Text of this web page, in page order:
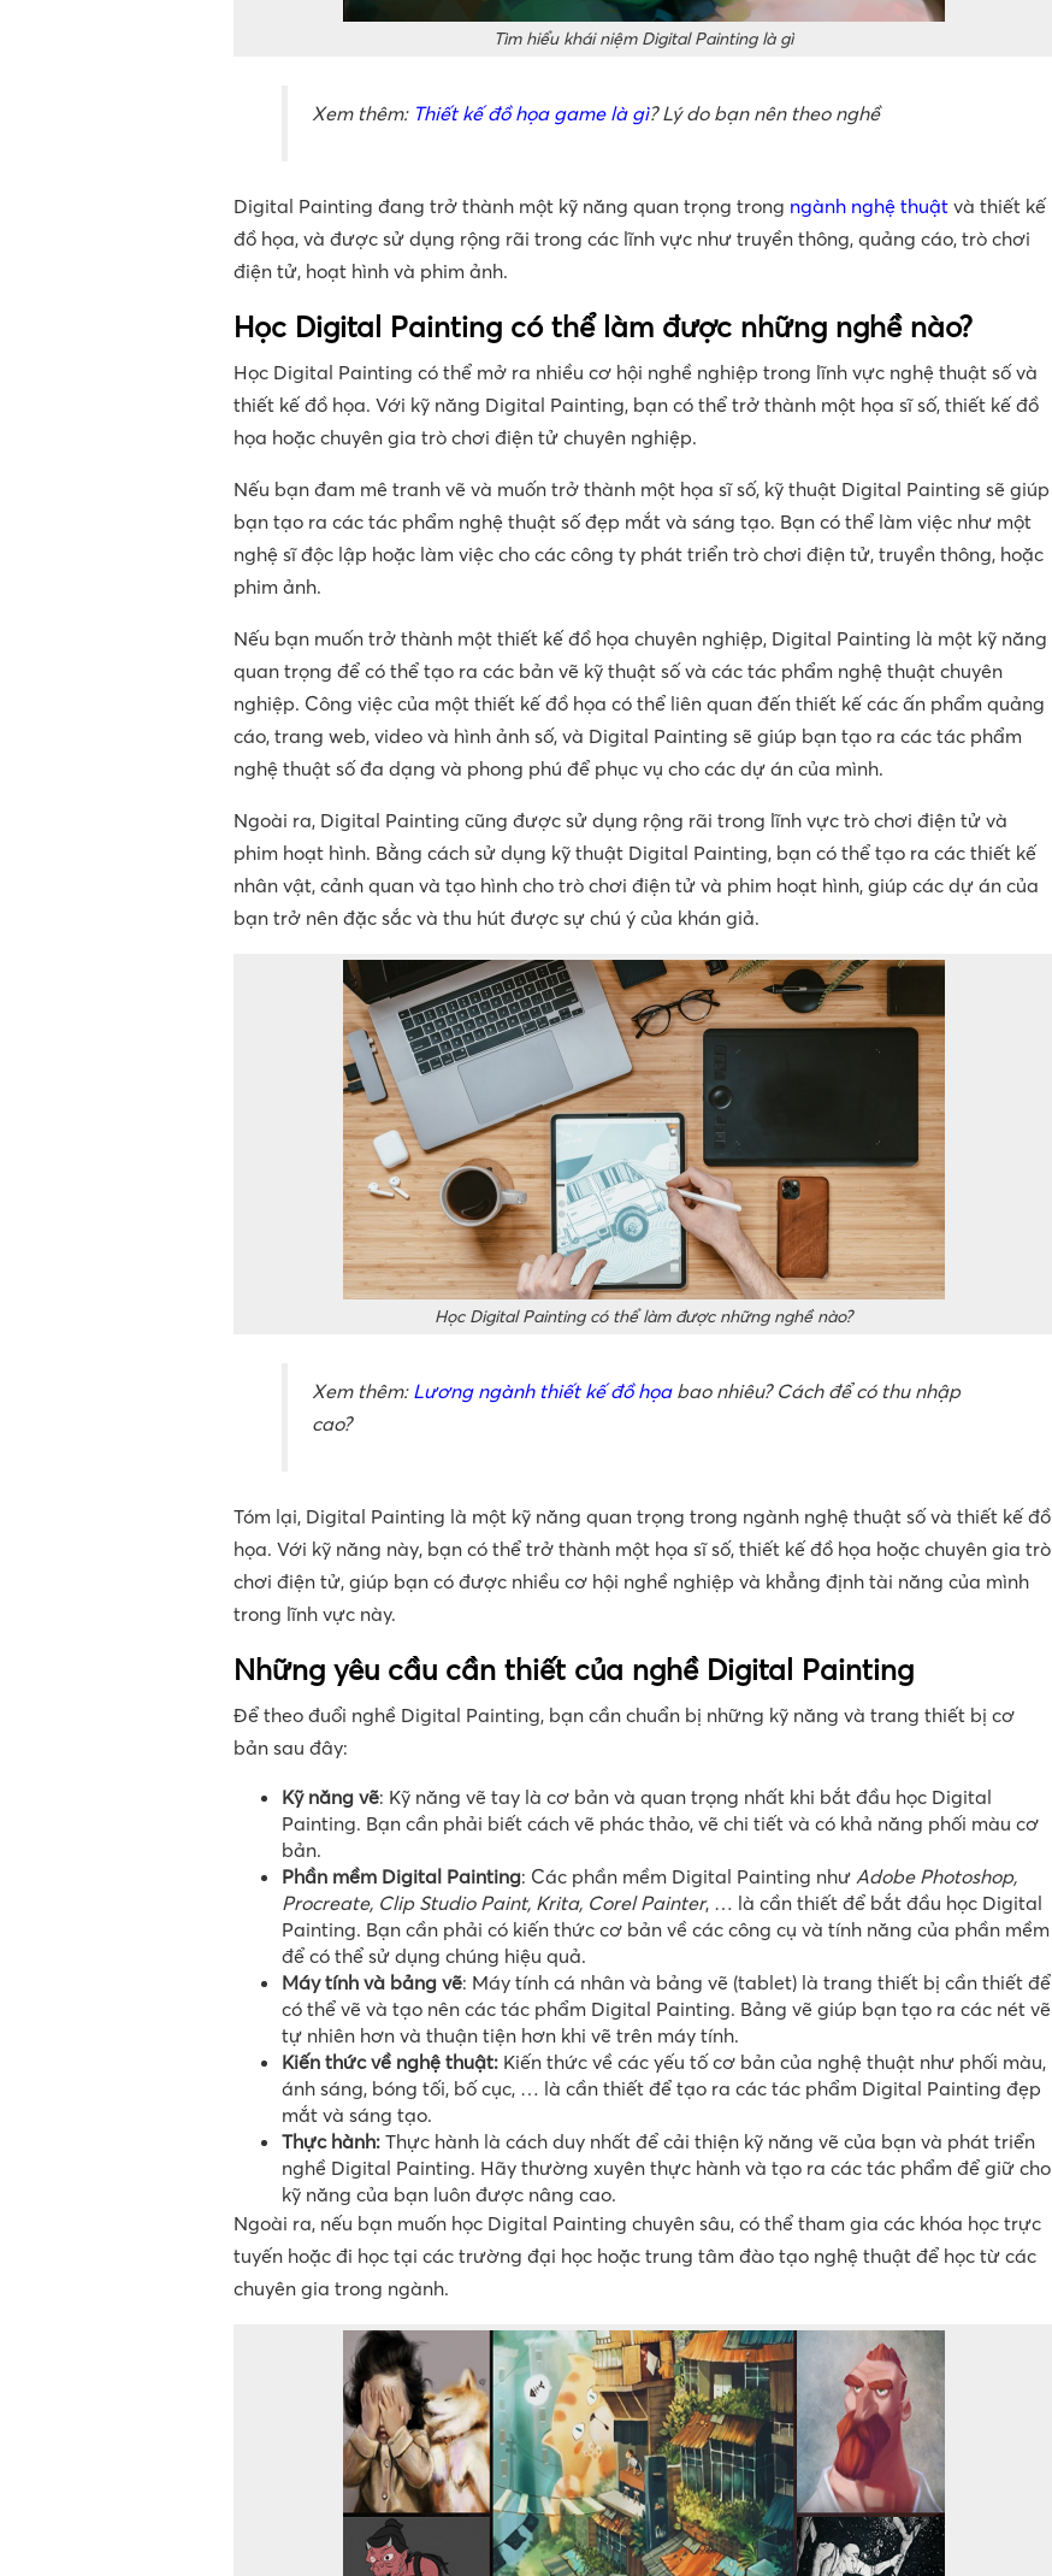
Tìm hiểu khái niệm Digital Painting là gì
Xem thêm: Thiết kế đồ họa game là gì? Lý do bạn nên theo nghề
Digital Painting đang trở thành một kỹ năng quan trọng trong ngành nghệ thuật và thiết kế
đồ họa, và được sử dụng rộng rãi trong các lĩnh vực như truyền thông, quảng cáo, trò chơi
điện tử, hoạt hình và phim ảnh.
Học Digital Painting có thể làm được những nghề nào?
Học Digital Painting có thể mở ra nhiều cơ hội nghề nghiệp trong lĩnh vực nghệ thuật số và
thiết kế đồ họa. Với kỹ năng Digital Painting, bạn có thể trở thành một họa sĩ số, thiết kế đồ
họa hoặc chuyên gia trò chơi điện tử chuyên nghiệp.
Nếu bạn đam mê tranh vẽ và muốn trở thành một họa sĩ số, kỹ thuật Digital Painting sẽ giúp
bạn tạo ra các tác phẩm nghệ thuật số đẹp mắt và sáng tạo. Bạn có thể làm việc như một
nghệ sĩ độc lập hoặc làm việc cho các công ty phát triển trò chơi điện tử, truyền thông, hoặc
phim ảnh.
Nếu bạn muốn trở thành một thiết kế đồ họa chuyên nghiệp, Digital Painting là một kỹ năng
quan trọng để có thể tạo ra các bản vẽ kỹ thuật số và các tác phẩm nghệ thuật chuyên
nghiệp. Công việc của một thiết kế đồ họa có thể liên quan đến thiết kế các ấn phẩm quảng
cáo, trang web, video và hình ảnh số, và Digital Painting sẽ giúp bạn tạo ra các tác phẩm
nghệ thuật số đa dạng và phong phú để phục vụ cho các dự án của mình.
Ngoài ra, Digital Painting cũng được sử dụng rộng rãi trong lĩnh vực trò chơi điện tử và
phim hoạt hình. Bằng cách sử dụng kỹ thuật Digital Painting, bạn có thể tạo ra các thiết kế
nhân vật, cảnh quan và tạo hình cho trò chơi điện tử và phim hoạt hình, giúp các dự án của
bạn trở nên đặc sắc và thu hút được sự chú ý của khán giả.
Học Digital Painting có thể làm được những nghề nào?
Xem thêm: Lương ngành thiết kế đồ họabao nhiêu? Cách để có thu nhập
cao?
Tóm lại, Digital Painting là một kỹ năng quan trọng trong ngành nghệ thuật số và thiết kế đồ
họa. Với kỹ năng này, bạn có thể trở thành một họa sĩ số, thiết kế đồ họa hoặc chuyên gia trò
chơi điện tử, giúp bạn có được nhiều cơ hội nghề nghiệp và khẳng định tài năng của mình
trong lĩnh vực này.
Những yêu cầu cần thiết của nghề Digital Painting
Để theo đuổi nghề Digital Painting, bạn cần chuẩn bị những kỹ năng và trang thiết bị cơ
bản sau đây:
Kỹ năng vẽ: Kỹ năng vẽ tay là cơ bản và quan trọng nhất khi bắt đầu học Digital
Painting. Bạn cần phải biết cách vẽ phác thảo, vẽ chi tiết và có khả năng phối màu cơ
bản.
Phần mềm Digital Painting: Các phần mềm Digital Painting như Adobe Photoshop,
Procreate, Clip Studio Paint, Krita, Corel Painter, … là cần thiết để bắt đầu học Digital
Painting. Bạn cần phải có kiến thức cơ bản về các công cụ và tính năng của phần mềm
để có thể sử dụng chúng hiệu quả.
Máy tính và bảng vẽ: Máy tính cá nhân và bảng vẽ (tablet) là trang thiết bị cần thiết để
có thể vẽ và tạo nên các tác phẩm Digital Painting. Bảng vẽ giúp bạn tạo ra các nét vẽ
tự nhiên hơn và thuận tiện hơn khi vẽ trên máy tính.
Kiến thức về nghệ thuật: Kiến thức về các yếu tố cơ bản của nghệ thuật như phối màu,
ánh sáng, bóng tối, bố cục, … là cần thiết để tạo ra các tác phẩm Digital Painting đẹp
mắt và sáng tạo.
Thực hành: Thực hành là cách duy nhất để cải thiện kỹ năng vẽ của bạn và phát triển
nghề Digital Painting. Hãy thường xuyên thực hành và tạo ra các tác phẩm để giữ cho
kỹ năng của bạn luôn được nâng cao.
Ngoài ra, nếu bạn muốn học Digital Painting chuyên sâu, có thể tham gia các khóa học trực
tuyến hoặc đi học tại các trường đại học hoặc trung tâm đào tạo nghệ thuật để học từ các
chuyên gia trong ngành.